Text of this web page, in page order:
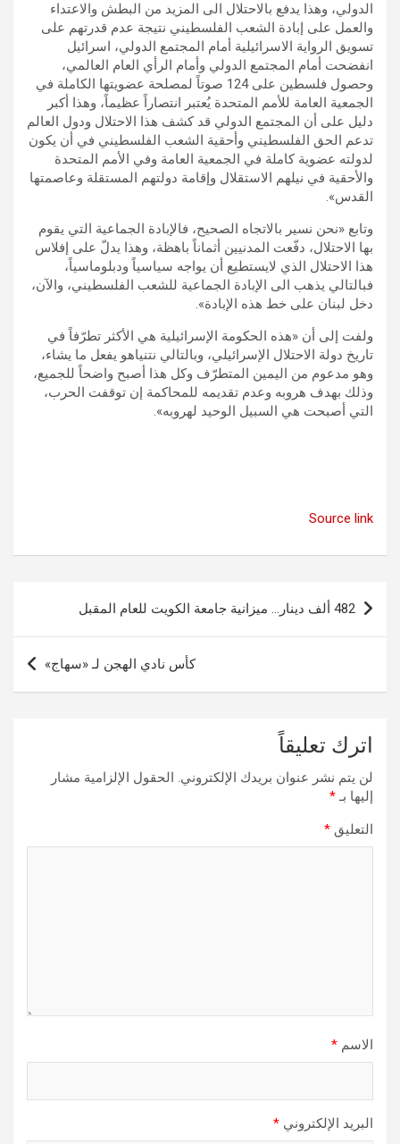
الدولي، وهذا يدفع بالاحتلال الى المزيد من البطش والاعتداء
والعمل على إبادة الشعب الفلسطيني نتيجة عدم قدرتهم على
تسويق الرواية الاسرائيلية أمام المجتمع الدولي، اسرائيل
انفضحت أمام المجتمع الدولي وأمام الرأي العام العالمي،
وحصول فلسطين على 124 صوتاً لمصلحة عضويتها الكاملة في
الجمعية العامة للأمم المتحدة يُعتبر انتصاراً عظيماً، وهذا أكبر
دليل على أن المجتمع الدولي قد كشف هذا الاحتلال ودول العالم
تدعم الحق الفلسطيني وأحقية الشعب الفلسطيني في أن يكون
لدولته عضوية كاملة في الجمعية العامة وفي الأمم المتحدة
والأحقية في نيلهم الاستقلال وإقامة دولتهم المستقلة وعاصمتها
القدس».
وتابع «نحن نسير بالاتجاه الصحيح، فالإبادة الجماعية التي يقوم
بها الاحتلال، دفّعت المدنيين أثماناً باهظة، وهذا يدلّ على إفلاس
هذا الاحتلال الذي لايستطيع أن يواجه سياسياً ودبلوماسياً،
فبالتالي يذهب الى الإبادة الجماعية للشعب الفلسطيني، والآن،
دخل لبنان على خط هذه الإبادة».
ولفت إلى أن «هذه الحكومة الإسرائيلية هي الأكثر تطرّفاً في
تاريخ دولة الاحتلال الإسرائيلي، وبالتالي نتنياهو يفعل ما يشاء،
وهو مدعوم من اليمين المتطرّف وكل هذا أصبح واضحاً للجميع،
وذلك بهدف هروبه وعدم تقديمه للمحاكمة إن توقفت الحرب،
التي أصبحت هي السبيل الوحيد لهروبه».
Source link
تصفّح
المقالات
482 ألف دينار… ميزانية جامعة الكويت للعام المقبل
كأس نادي الهجن لـ «سهاج»
اترك تعليقاً
لن يتم نشر عنوان بريدك الإلكتروني. الحقول الإلزامية مشار
إليها بـ*
التعليق *
الاسم *
البريد الإلكتروني *